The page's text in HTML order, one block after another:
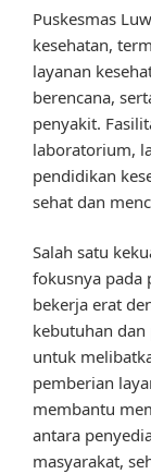
Puskesmas
kesehatan,
layanan
berencana,
penyakit.
laboratorium,
pendidikan
sehat dan
Salah satu
fokusnya pada
bekerja erat
kebutuhan dan
untuk
pemberian
membantu
antara
masyarakat,